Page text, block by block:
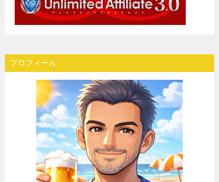
プロフィール